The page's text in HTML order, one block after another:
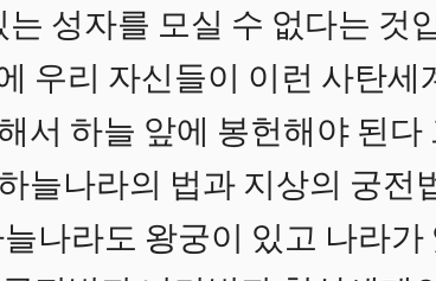
성자를 모실 수 없다는 것
우리 자신들이 이런 사탄
서 하늘 앞에 봉헌해야 된
늘나라의 법과 지상의 궁
나라도 왕궁이 있고 나라가